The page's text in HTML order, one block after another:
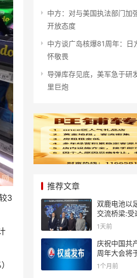
3
中方：对与美国执法部门加
开放态度
中方谈广岛核爆81周年：日
怀敬畏
导弹库存见底，美军急于研
里巨炮
推荐文章
双鹿电池以
交流桥梁:受
足协赞助商
1天前
庆祝中国共
周年大会将
举行
1个月前